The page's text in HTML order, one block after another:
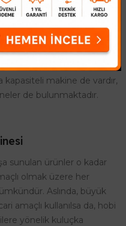
her aşamasında
Bu sayede kısa bir
civciv üretimi mümkün
ya da ticari amaca
üretilmektedir. Yani
makine de vardır,
de bulunmaktadır.
sunulan ürünler o kadar
olmak üzere her
Aslında, büyük
amaçlı kullanılsa da, hobi
yönelik kuluçka